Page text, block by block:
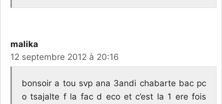
malika
12 septembre 2012 à 20:16
bonsoir a tou svp ana 3andi chabarte bac pc
o tsajalte f la fac d eco et c’est la 1 ere fois